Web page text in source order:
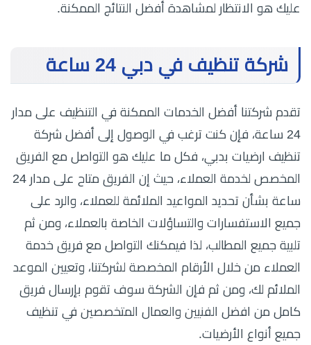
عليك هو الانتظار لمشاهدة أفضل النتائج الممكنة.
شركة تنظيف في دبي 24 ساعة
تقدم شركتنا أفضل الخدمات الممكنة في التنظيف على مدار
24 ساعة، فإن كنت ترغب في الوصول إلى أفضل شركة
تنظيف ارضيات بدبي، فكل ما عليك هو التواصل مع الفريق
المخصص لخدمة العملاء، حيث إن الفريق متاح على مدار 24
ساعة بشأن تحديد المواعيد الملائمة للعملاء، والرد على
جميع الاستفسارات والتساؤلات الخاصة بالعملاء، ومن ثم
تلبية جميع المطالب، لذا فيمكنك التواصل مع فريق خدمة
العملاء من خلال الأرقام المخصصة لشركتنا، وتعيين الموعد
الملائم لك، ومن ثم فإن الشركة سوف تقوم بإرسال فريق
كامل من افضل الفنيين والعمال المتخصصين في تنظيف
جميع أنواع الأرضيات.